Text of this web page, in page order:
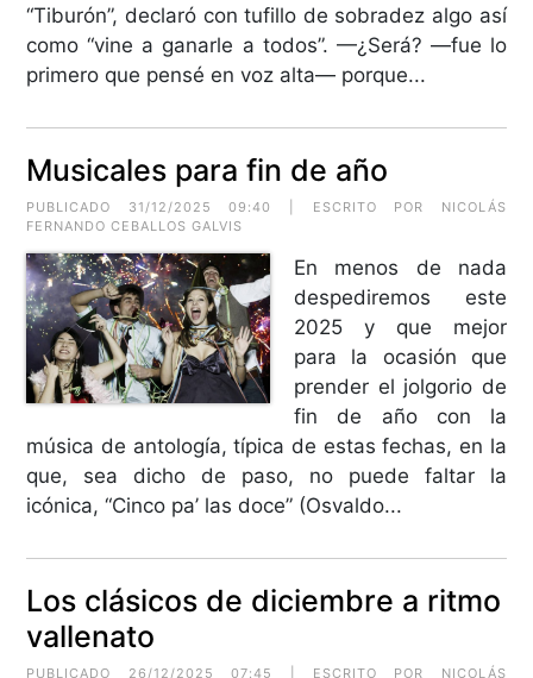
“Tiburón”, declaró con tufillo de sobradez algo así
como “vine a ganarle a todos”. —¿Será? —fue lo
primero que pensé en voz alta— porque...
Musicales para fin de año
PUBLICADO 31/12/2025 09:40 | ESCRITO POR NICOLÁS
FERNANDO CEBALLOS GALVIS
En menos de nada
despediremos este
2025 y que mejor
para la ocasión que
prender el jolgorio de
fin de año con la
música de antología, típica de estas fechas, en la
que, sea dicho de paso, no puede faltar la
icónica, “Cinco pa’ las doce” (Osvaldo...
Los clásicos de diciembre a ritmo
vallenato
PUBLICADO 26/12/2025 07:45 | ESCRITO POR NICOLÁS